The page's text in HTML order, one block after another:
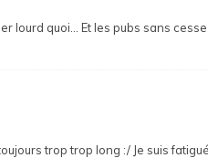
lourd quoi… Et les pubs sans
trop trop long :/ Je suis